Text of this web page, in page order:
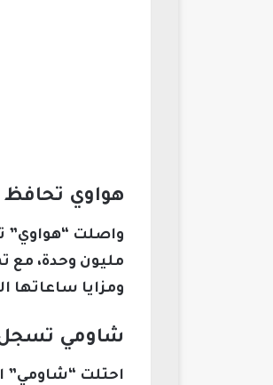
هواوي تحافظ
ومزايا ساعاتها
شاومي تسجل